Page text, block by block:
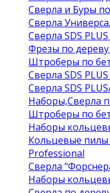
Сверла и Буры
Сверла
Сверла SDS
Фрезы по дереву
Штроберы по
Сверла SDS
Сверла SDS
Наборы,Сверла
Штроберы по
Наборы
Кольцевые
Professional
Сверла
Наборы